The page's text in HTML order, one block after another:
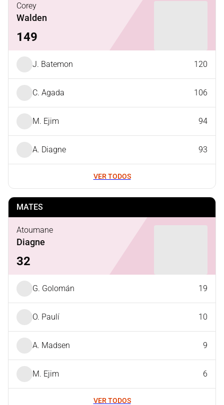
Corey
Walden
149
J. Batemon 120
C. Agada 106
M. Ejim 94
A. Diagne 93
VER TODOS
MATES
Atoumane
Diagne
32
G. Golomán 19
O. Paulí 10
A. Madsen 9
M. Ejim 6
VER TODOS